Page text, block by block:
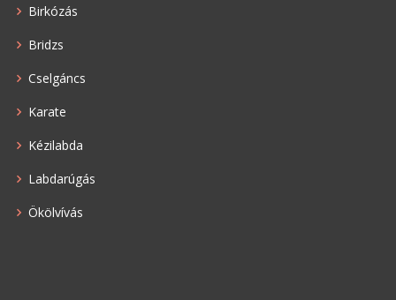
Birkózás
Bridzs
Cselgáncs
Karate
Kézilabda
Labdarúgás
Ökölvívás